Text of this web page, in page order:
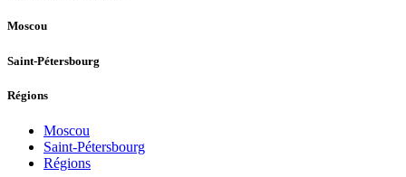
Moscou
Saint-Pétersbourg
Régions
Moscou
Saint-Pétersbourg
Régions